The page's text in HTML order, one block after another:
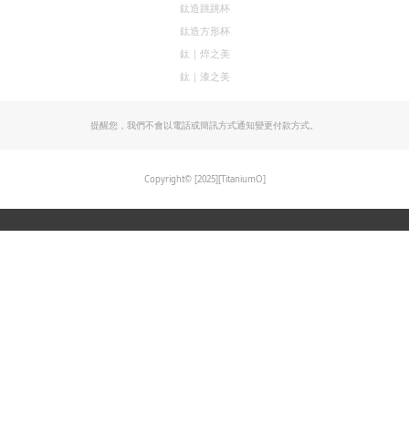
鈦造跳跳杯
鈦造方形杯
鈦｜焠之美
鈦｜漆之美
提醒您，我們不會以電話或簡訊方式通知變更付款方式。
Copyright© [2025][TitaniumO]